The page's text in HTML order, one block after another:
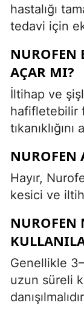
hastalığı
tedavi için
AÇAR MI?
İltihap ve
hafifletebilir
tıkanıklığını
Hayır,
kesici ve
NUROFEN
Genellikle
uzun süreli